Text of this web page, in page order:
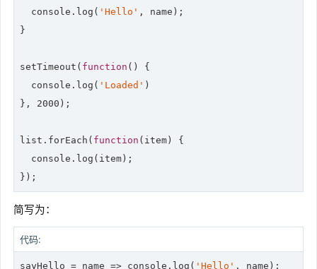
console .log( 'Hello' , name);
}
setTimeout( function ( ) {
console .log( 'Loaded' )
}, 2000 );
list.forEach( function ( item ) {
console .log(item);
简写为：
代码:
sayHello = name => console .log( 'Hello' , name);